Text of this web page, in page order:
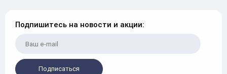
Подпишитесь на новости и акции:
Подписаться